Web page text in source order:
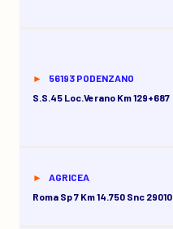
56193 PODENZANO
S.s.45 Loc.verano Km 129+687
AGRICEA
Roma Sp 7 Km 14.750 Snc 29010